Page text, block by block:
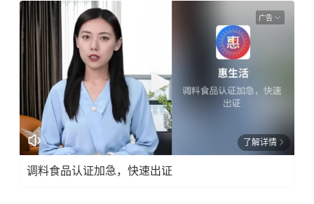
广告
了解详情
调料食品认证加急，快速出证